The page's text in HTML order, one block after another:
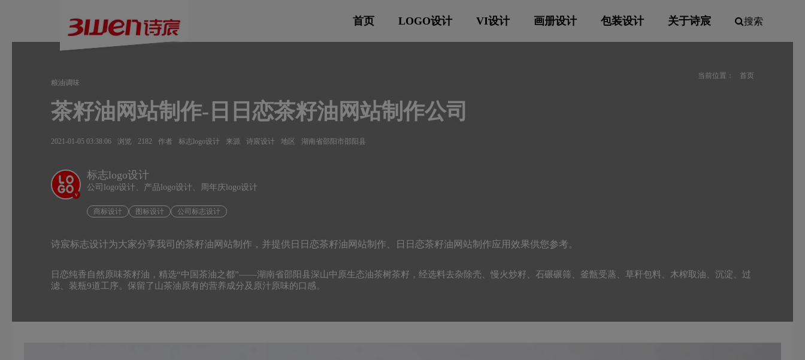
首页 LOGO设计 VI设计 画册设计 包装设计 关于诗宸 搜索
当前位置：
首页
粮油调味
茶籽油网站制作-日日恋茶籽油网站制作公司
2021-01-05 03:38:06 浏览 2182 作者 标志logo设计 来源 诗宸设计 地区 湖南省邵阳市邵阳县
v
标志logo设计
公司logo设计、产品logo设计、周年庆logo设计
商标设计 图标设计 公司标志设计
诗宸标志设计为大家分享我司的茶籽油网站制作，并提供日日恋茶籽油网站制作、日日恋茶籽油网站制作应用效果供您参考。
日恋纯香自然原味茶籽油，精选“中国茶油之都”——湖南省邵阳县深山中原生态油茶树茶籽，经选料去杂除壳、慢火炒籽、石碾碾筛、釜甑受蒸、草秆包料、木榨取油、沉淀、过
滤、装瓶9道工序。保留了山茶油原有的营养成分及原汁原味的口感。